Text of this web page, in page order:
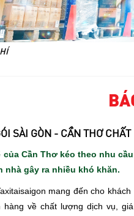
SÀI GÒN - CẦN THƠ
của Cần Thơ kéo theo nhu
nhà gây ra nhiều khó khăn.
mang đến cho
về chất lượng dịch vụ,